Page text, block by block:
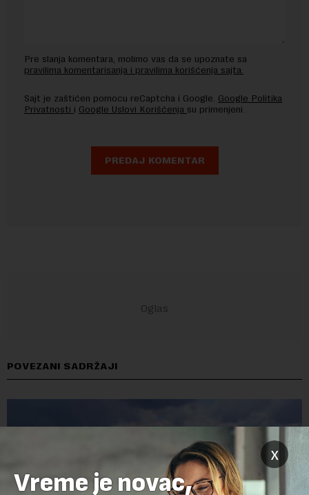
Pre slanja komentara, molimo vas da se upoznate sa
pravilima komentarisanja i pravilima korišćenja sajta.
Sajt je zaštićen pomocu reCaptcha i Google. Google Politika
Privatnosti i Google Uslovi Korišćenja su primenjeni.
POVEZANI SADRŽAJI
x
Vreme je novac,